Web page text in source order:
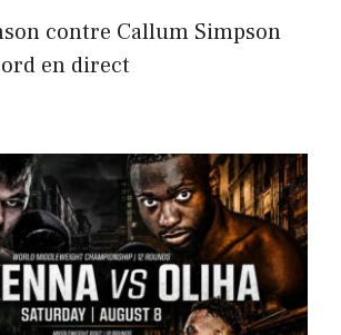
contre Callum Simpson
en direct